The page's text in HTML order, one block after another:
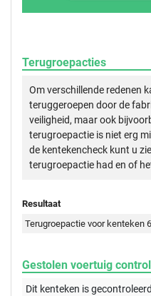
Terugroepacties
Om verschillende redenen
teruggeroepen door de
veiligheid, maar ook
terugroepactie is niet erg
de kentekencheck kunt u
terugroepactie had en of
Resultaat
Terugroepactie voor kenteken
Gestolen voertuig
Dit kenteken is